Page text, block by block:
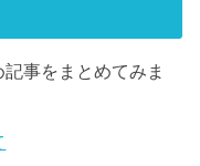
事をまとめてみま